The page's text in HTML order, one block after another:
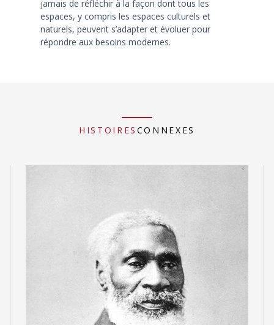
jamais de réfléchir à la façon dont tous les
espaces, y compris les espaces culturels et
naturels, peuvent s’adapter et évoluer pour
répondre aux besoins modernes.
HISTOIRES CONNEXES